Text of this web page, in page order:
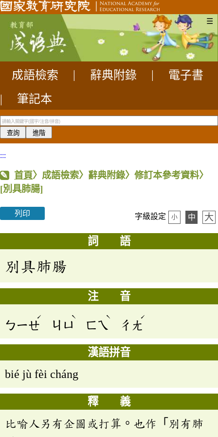
☰
成語檢索 辭典附錄
電子書
|
筆記本
:::
首頁〉成語檢索〉辭典附錄〉修訂本參考資料〉
[別具肺腸]
列印 字級設定 小 中 大
詞 語
別具肺腸
注 音
ㄅㄧㄝ
ˊ
ㄐㄩ
ˋ
ㄈㄟ
ˋ
ㄔㄤ
ˊ
漢語拼音
bié jù fèi cháng
釋 義
比喻人另有企圖或打算。也作「別有肺